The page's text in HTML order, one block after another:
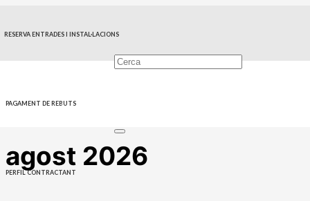
RESERVA ENTRADES I INSTAL·LACIONS
PAGAMENT DE REBUTS
PERFIL CONTRACTANT
ESDEVENIMENTS
agost 2026